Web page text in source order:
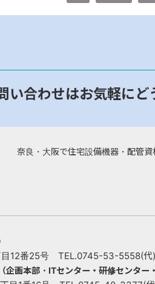
い合わせはお気軽にど
奈良・大阪で住宅設備機器・配管
目12番25号 TEL.0745-53-5558(代)
企画本部・ITセンター・研修センター